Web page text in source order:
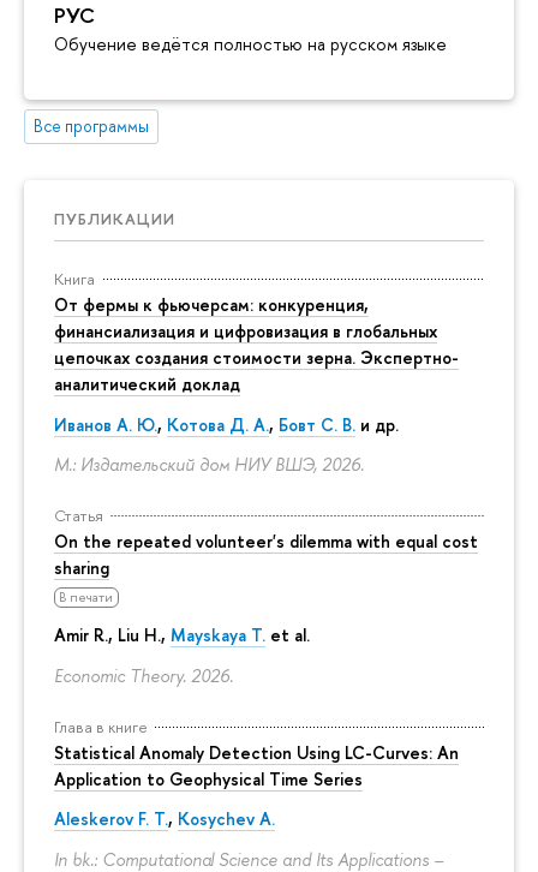
РУС
Обучение ведётся полностью на русском языке
Все программы
ПУБЛИКАЦИИ
Книга
От фермы к фьючерсам: конкуренция,
финансиализация и цифровизация в глобальных
цепочках создания стоимости зерна. Экспертно-
аналитический доклад
Иванов А. Ю., Котова Д. А., Бовт С. В. и др.
М.: Издательский дом НИУ ВШЭ, 2026.
Статья
On the repeated volunteer's dilemma with equal cost
sharing
В печати
Amir R., Liu H., Mayskaya T. et al.
Economic Theory. 2026.
Глава в книге
Statistical Anomaly Detection Using LC-Curves: An
Application to Geophysical Time Series
Aleskerov F. T., Kosychev A.
In bk.: Computational Science and Its Applications –